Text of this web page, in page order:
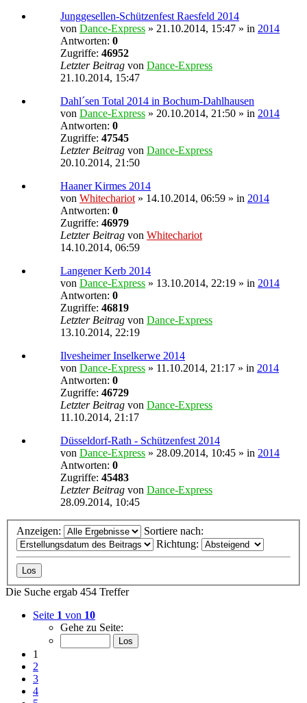
Junggesellen-Schützenfest Raesfeld 2014
von Dance-Express » 21.10.2014, 15:47 » in 2014
Antworten: 0
Zugriffe: 46952
Letzter Beitrag von Dance-Express
21.10.2014, 15:47
Dahl´sen Total 2014 in Bochum-Dahlhausen
von Dance-Express » 20.10.2014, 21:50 » in 2014
Antworten: 0
Zugriffe: 47545
Letzter Beitrag von Dance-Express
20.10.2014, 21:50
Haaner Kirmes 2014
von Whitechariot » 14.10.2014, 06:59 » in 2014
Antworten: 0
Zugriffe: 46979
Letzter Beitrag von Whitechariot
14.10.2014, 06:59
Langener Kerb 2014
von Dance-Express » 13.10.2014, 22:19 » in 2014
Antworten: 0
Zugriffe: 46819
Letzter Beitrag von Dance-Express
13.10.2014, 22:19
Ilvesheimer Inselkerwe 2014
von Dance-Express » 11.10.2014, 21:17 » in 2014
Antworten: 0
Zugriffe: 46729
Letzter Beitrag von Dance-Express
11.10.2014, 21:17
Düsseldorf-Rath - Schützenfest 2014
von Dance-Express » 28.09.2014, 10:45 » in 2014
Antworten: 0
Zugriffe: 45483
Letzter Beitrag von Dance-Express
28.09.2014, 10:45
Anzeigen:
Sortiere nach:
Richtung:
Die Suche ergab 454 Treffer
Seite 1 von 10
Gehe zu Seite:
1
2
3
4